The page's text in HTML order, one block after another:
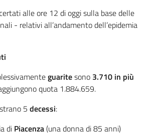
alle ore 12 di oggi sulla base delle
- relativi all’andamento dell’epidemia
guaritesono 3.710 in più
quota 1.884.659.
5 decessi:
di Piacenza(una donna di 85 anni)